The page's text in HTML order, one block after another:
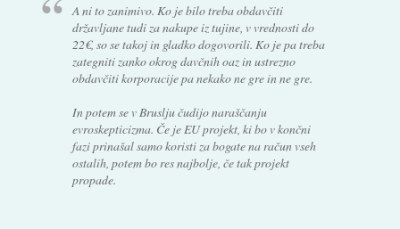
A ni to zanimivo. Ko je bilo treba obdavčiti
državljane tudi za nakupe iz tujine, v vrednosti do
22€, so se takoj in gladko dogovorili. Ko je pa treba
zategniti zanko okrog davčnih oaz in ustrezno
obdavčiti korporacije pa nekako ne gre in ne gre.
In potem se v Bruslju čudijo naraščanju
evroskepticizma. Če je EU projekt, ki bo v končni
fazi prinašal samo koristi za bogate na račun vseh
ostalih, potem bo res najbolje, če tak projekt
propade.